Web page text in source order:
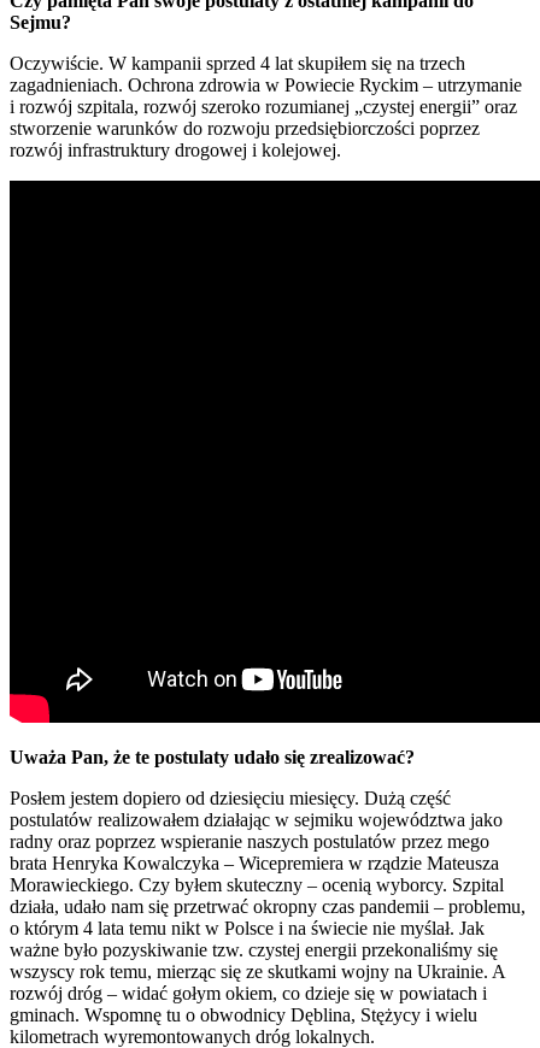
Sejmu?
Oczywiście. W kampanii sprzed 4 lat skupiłem się na trzech
zagadnieniach. Ochrona zdrowia w Powiecie Ryckim – utrzymanie
i rozwój szpitala, rozwój szeroko rozumianej „czystej energii” oraz
stworzenie warunków do rozwoju przedsiębiorczości poprzez
rozwój infrastruktury drogowej i kolejowej.
Uważa Pan, że te postulaty udało się zrealizować?
Posłem jestem dopiero od dziesięciu miesięcy. Dużą część
postulatów realizowałem działając w sejmiku województwa jako
radny oraz poprzez wspieranie naszych postulatów przez mego
brata Henryka Kowalczyka – Wicepremiera w rządzie Mateusza
Morawieckiego. Czy byłem skuteczny – ocenią wyborcy. Szpital
działa, udało nam się przetrwać okropny czas pandemii – problemu,
o którym 4 lata temu nikt w Polsce i na świecie nie myślał. Jak
ważne było pozyskiwanie tzw. czystej energii przekonaliśmy się
wszyscy rok temu, mierząc się ze skutkami wojny na Ukrainie. A
rozwój dróg – widać gołym okiem, co dzieje się w powiatach i
gminach. Wspomnę tu o obwodnicy Dęblina, Stężycy i wielu
kilometrach wyremontowanych dróg lokalnych.